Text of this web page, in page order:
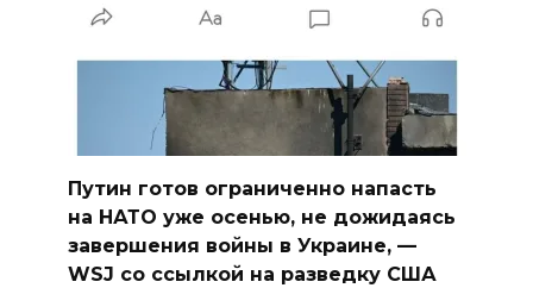
Путин готов ограниченно напасть
на НАТО уже осенью, не дожидаясь
завершения войны в Украине, —
WSJ со ссылкой на разведку США